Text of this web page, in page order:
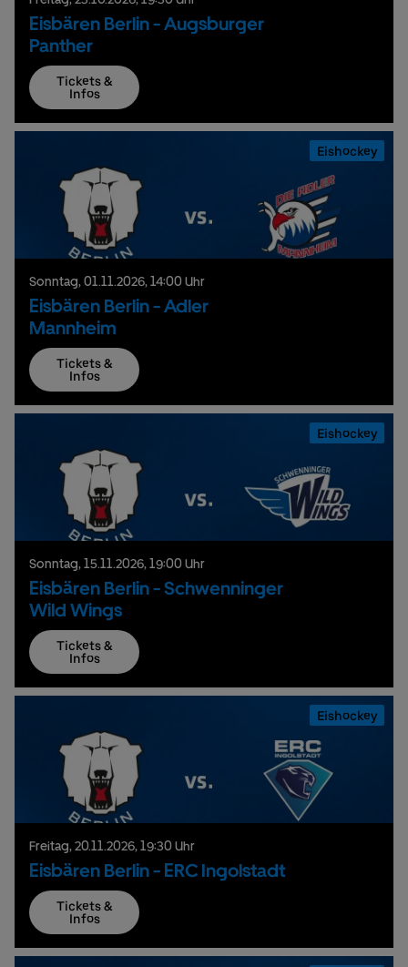
Eisbären Berlin - Augsburger
Panther
Tickets &
Infos
Eishockey
Sonntag,01.11.2026,14:00 Uhr
Eisbären Berlin - Adler
Mannheim
Tickets &
Infos
Eishockey
Sonntag,15.11.2026,19:00 Uhr
Eisbären Berlin - Schwenninger
Wild Wings
Tickets &
Infos
Eishockey
Freitag,20.11.2026,19:30 Uhr
Eisbären Berlin - ERC Ingolstadt
Tickets &
Infos